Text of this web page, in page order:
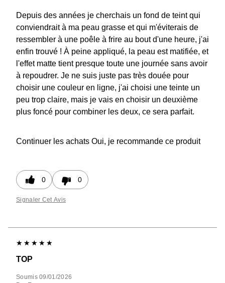
Depuis des années je cherchais un fond de teint qui
conviendrait à ma peau grasse et qui m'éviterais de
ressembler à une poêle à frire au bout d'une heure, j'ai
enfin trouvé ! À peine appliqué, la peau est matifiée, et
l'effet matte tient presque toute une journée sans avoir
à repoudrer. Je ne suis juste pas très douée pour
choisir une couleur en ligne, j'ai choisi une teinte un
peu trop claire, mais je vais en choisir un deuxième
plus foncé pour combiner les deux, ce sera parfait.
Continuer les achats Oui, je recommande ce produit
0 0
Signaler Cet Avis
TOP
Soumis09/01/2026